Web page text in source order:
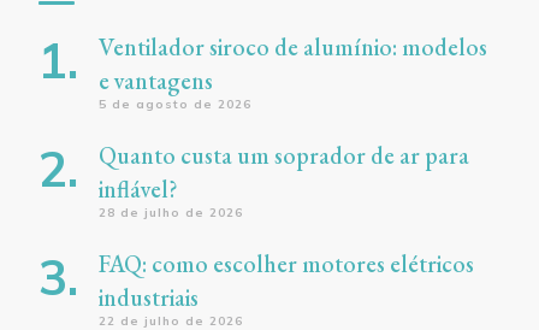
Ventilador siroco de alumínio: modelos
e vantagens
5 de agosto de 2026
Quanto custa um soprador de ar para
inflável?
28 de julho de 2026
FAQ: como escolher motores elétricos
industriais
22 de julho de 2026